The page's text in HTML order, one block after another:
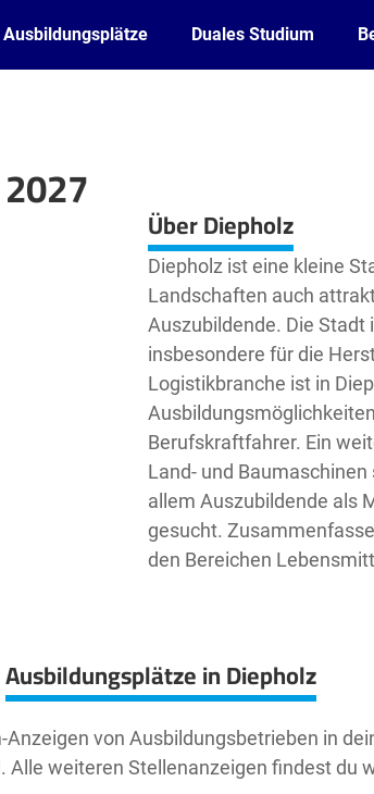
Ausbildungsplätze Duales Studium
contributors Über Diepholz
Diepholz ist eine kleine
Landschaften auch
Auszubildende. Die
insbesondere für die
Logistikbranche ist in
Berufskraftfahrer. Ein
Land- und
allem Auszubildende als
gesucht.
den Bereichen
Ausbildungsplätze in Diepholz
von Ausbildungsbetrieben in
Alle weiteren Stellenanzeigen findest du